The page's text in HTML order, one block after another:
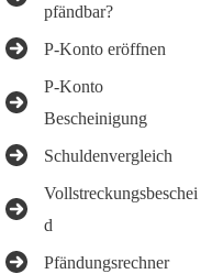
pfändbar?
P-Konto eröffnen
P-Konto
Bescheinigung
Schuldenvergleich
Vollstreckungsbeschei
d
Pfändungsrechner